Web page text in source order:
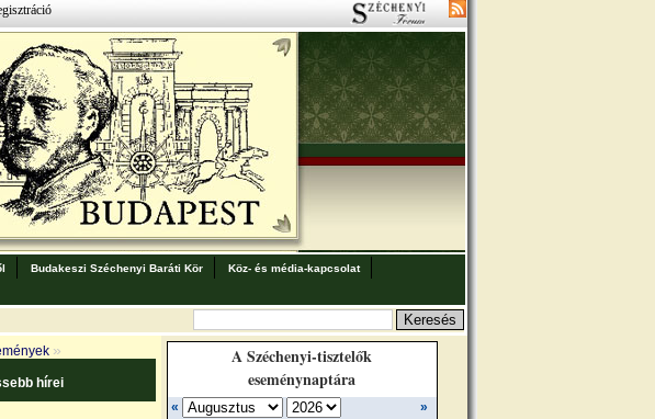
Budakeszi Széchenyi Baráti Kör
Köz- és média-kapcsolat
»
hírei
A Széchenyi-tisztelők
eseménynaptára
«
»